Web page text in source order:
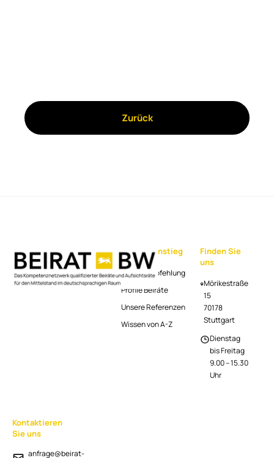
Zurück
Schnelleinstieg
Beiratsempfehlung
Profile Beiräte
Unsere Referenzen
Wissen von A-Z
Finden Sie
uns
Mörikestraße
15
70178
Stuttgart
Dienstag
bis Freitag
9.00 – 15.30
Uhr
Kontaktieren
Sie uns
anfrage@beirat-